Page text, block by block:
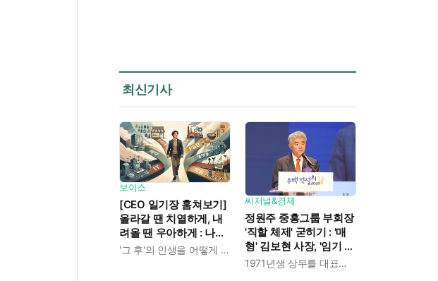
최신기사
보이스
[CEO 일기장 훔쳐보기]
올라갈 땐 치열하게, 내
려올 땐 우아하게 : 나만
의 커리어 설계법
'그 후'의 인생을 어떻게 살 것인가
씨저널&경제
정원주 중흥그룹 부회장
'직할 체제' 굳히기 : '매
형' 김보현 사장, '임기 3
년' 받고 4개월 만에 물1971년생 상무를 대표이사로 발탁